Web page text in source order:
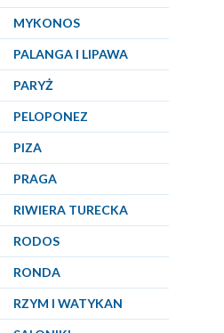
MYKONOS
PALANGA I LIPAWA
PARYŻ
PELOPONEZ
PIZA
PRAGA
RIWIERA TURECKA
RODOS
RONDA
RZYM I WATYKAN